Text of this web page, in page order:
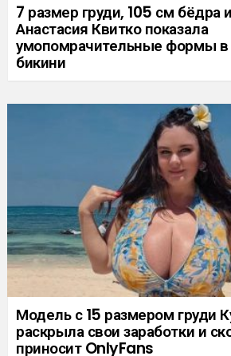
7 размер груди, 105 см бёдра
Анастасия Квитко показала
умопомрачительные формы в
бикини
Модель с 15 размером груди
раскрыла свои заработки и
приносит OnlyFans